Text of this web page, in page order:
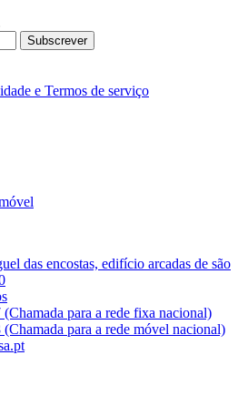
Subscrever
e Termos de serviço
das encostas, edifício arcadas de são
para a rede fixa nacional)
para a rede móvel nacional)